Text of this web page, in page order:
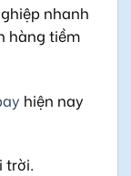
nhanh
hàng tiềm
hiện nay
trời.